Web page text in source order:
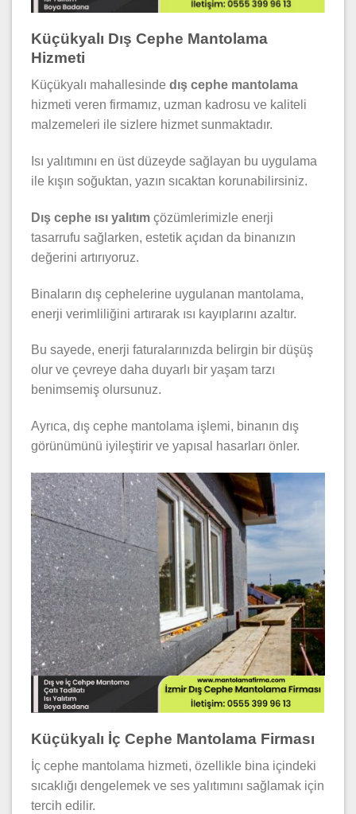
Küçükyalı Dış Cephe Mantolama
Hizmeti
Küçükyalı mahallesinde dış cephe mantolama
hizmeti veren firmamız, uzman kadrosu ve kaliteli
malzemeleri ile sizlere hizmet sunmaktadır.
Isı yalıtımını en üst düzeyde sağlayan bu uygulama
ile kışın soğuktan, yazın sıcaktan korunabilirsiniz.
Dış cephe ısı yalıtım çözümlerimizle enerji
tasarrufu sağlarken, estetik açıdan da binanızın
değerini artırıyoruz.
Binaların dış cephelerine uygulanan mantolama,
enerji verimliliğini artırarak ısı kayıplarını azaltır.
Bu sayede, enerji faturalarınızda belirgin bir düşüş
olur ve çevreye daha duyarlı bir yaşam tarzı
benimsemiş olursunuz.
Ayrıca, dış cephe mantolama işlemi, binanın dış
görünümünü iyileştirir ve yapısal hasarları önler.
Küçükyalı İç Cephe Mantolama Firması
İç cephe mantolama hizmeti, özellikle bina içindeki
sıcaklığı dengelemek ve ses yalıtımını sağlamak için
tercih edilir.